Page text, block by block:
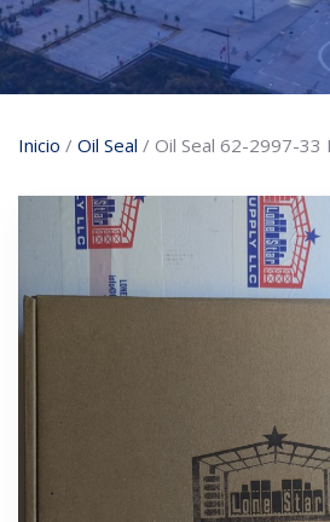
Inicio / Oil Seal / Oil Seal 62-2997-33